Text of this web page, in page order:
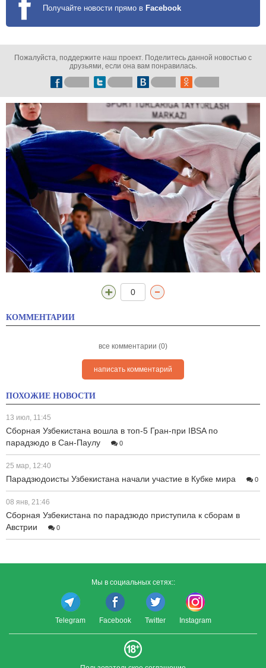
Получайте новости прямо в Facebook
Пожалуйста, поддержите наш проект. Поделитесь данной новостью с
друзьями, если она вам понравилась.
0
КОММЕНТАРИИ
все комментарии (0)
написать комментарий
ПОХОЖИЕ НОВОСТИ
13 июл, 11:45
Сборная Узбекистана вошла в топ-5 Гран-при IBSA по
парадзюдо в Сан-Паулу
0
25 мар, 12:40
Парадзюдоисты Узбекистана начали участие в Кубке мира 0
08 янв, 21:46
Сборная Узбекистана по парадзюдо приступила к сборам в
Австрии
0
Мы в социальных сетях::
Telegram Facebook Twitter Instagram